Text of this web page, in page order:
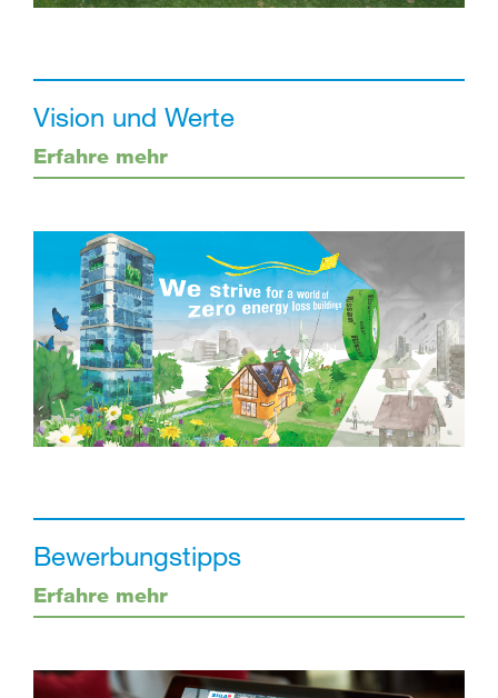
Vision und Werte
Erfahre mehr
Bewerbungstipps
Erfahre mehr